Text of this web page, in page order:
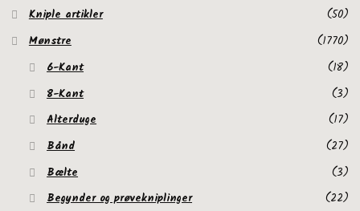
Kniple artikler
(50)
Mønstre
(1770)
6-Kant
(18)
8-Kant
(3)
Alterduge
(17)
Bånd
(27)
Bælte
(3)
Begynder og prøvekniplinger
(22)